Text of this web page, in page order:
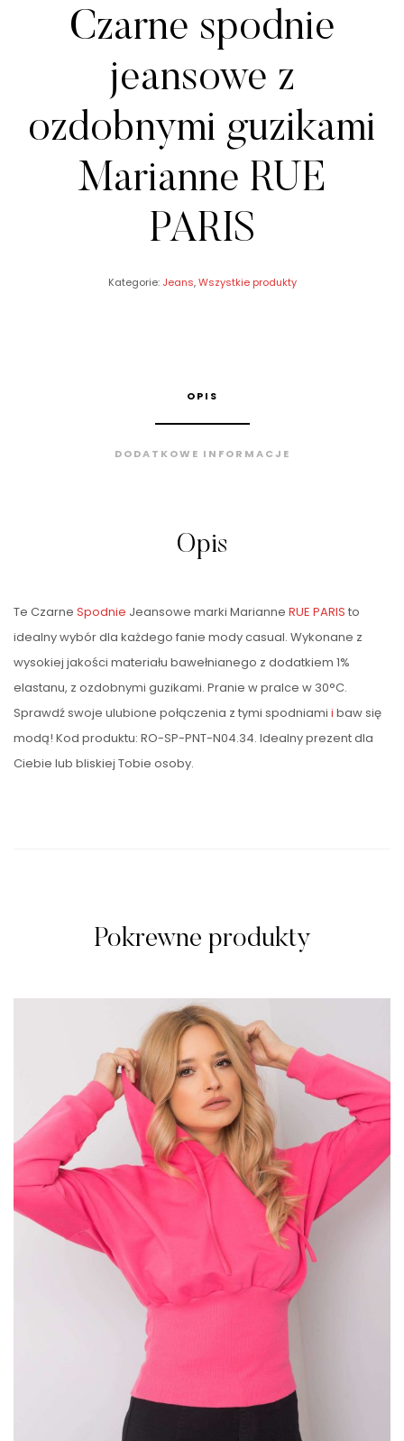
Czarne spodnie
jeansowe z
ozdobnymi guzikami
Marianne RUE
PARIS
Kategorie: Jeans,Wszystkie produkty
OPIS
DODATKOWE INFORMACJE
Opis
Te Czarne Spodnie Jeansowe marki Marianne RUE PARIS to
idealny wybór dla każdego fanie mody casual. Wykonane z
wysokiej jakości materiału bawełnianego z dodatkiem 1%
elastanu, z ozdobnymi guzikami. Pranie w pralce w 30°C.
Sprawdź swoje ulubione połączenia z tymi spodniami i baw się
modą! Kod produktu: RO-SP-PNT-N04.34. Idealny prezent dla
Ciebie lub bliskiej Tobie osoby.
Pokrewne produkty